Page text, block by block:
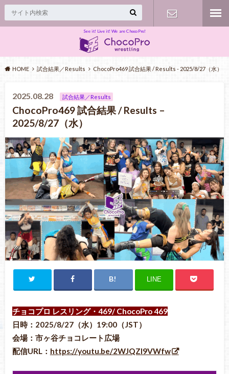
See it! Live it! We are ChocoPro!
HOME 試合結果／Results ChocoPro469 試合結果 / Results - 2025/8/27（水）
2025.08.28 試合結果／Results
ChocoPro469 試合結果 / Results –
2025/8/27（水）
LINE
チョコプロ レスリング・469/ ChocoPro 469
日時：2025/8/27（水）19:00（JST）
会場：市ヶ谷チョコレート広場
配信URL： https://youtu.be/2WJQZI9VWfw